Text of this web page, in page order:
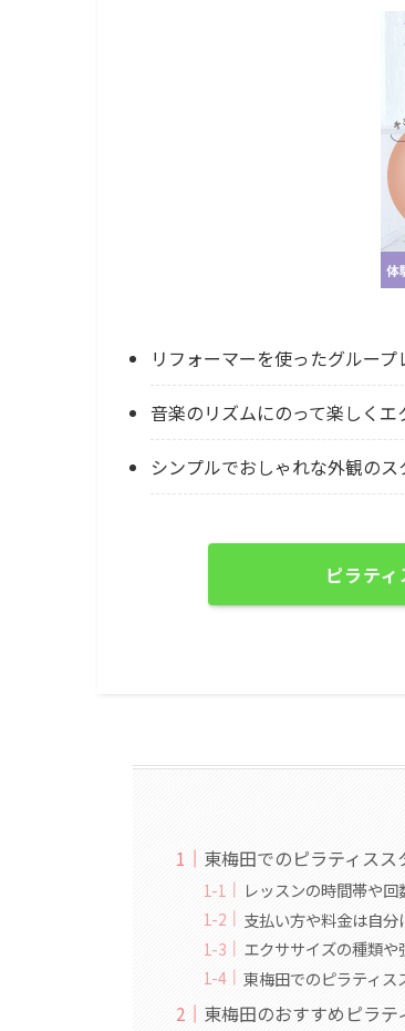
リフォーマーを使ったグルー
音楽のリズムにのって楽しくエ
シンプルでおしゃれな外観のス
ピラテ
東梅田でのピラティスス
レッスンの時間帯や
支払い方や料金は自分
エクササイズの種類や
東梅田でのピラティス
東梅田のおすすめピラ